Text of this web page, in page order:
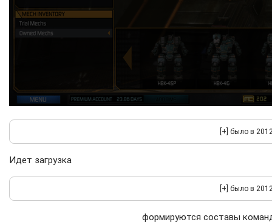
Идет загрузка
формируются составы